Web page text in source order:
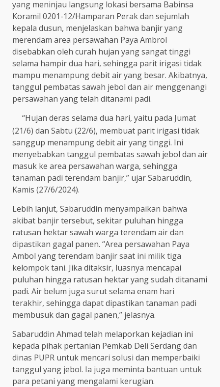
yang meninjau langsung lokasi bersama Babinsa
Koramil 0201-12/Hamparan Perak dan sejumlah
kepala dusun, menjelaskan bahwa banjir yang
merendam area persawahan Paya Ambrol
disebabkan oleh curah hujan yang sangat tinggi
selama hampir dua hari, sehingga parit irigasi tidak
mampu menampung debit air yang besar. Akibatnya,
tanggul pembatas sawah jebol dan air menggenangi
persawahan yang telah ditanami padi.
“Hujan deras selama dua hari, yaitu pada Jumat
(21/6) dan Sabtu (22/6), membuat parit irigasi tidak
sanggup menampung debit air yang tinggi. Ini
menyebabkan tanggul pembatas sawah jebol dan air
masuk ke area persawahan warga, sehingga
tanaman padi terendam banjir,” ujar Sabaruddin,
Kamis (27/6/2024).
Lebih lanjut, Sabaruddin menyampaikan bahwa
akibat banjir tersebut, sekitar puluhan hingga
ratusan hektar sawah warga terendam air dan
dipastikan gagal panen. “Area persawahan Paya
Ambol yang terendam banjir saat ini milik tiga
kelompok tani. Jika ditaksir, luasnya mencapai
puluhan hingga ratusan hektar yang sudah ditanami
padi. Air belum juga surut selama enam hari
terakhir, sehingga dapat dipastikan tanaman padi
membusuk dan gagal panen,” jelasnya.
Sabaruddin Ahmad telah melaporkan kejadian ini
kepada pihak pertanian Pemkab Deli Serdang dan
dinas PUPR untuk mencari solusi dan memperbaiki
tanggul yang jebol. Ia juga meminta bantuan untuk
para petani yang mengalami kerugian.